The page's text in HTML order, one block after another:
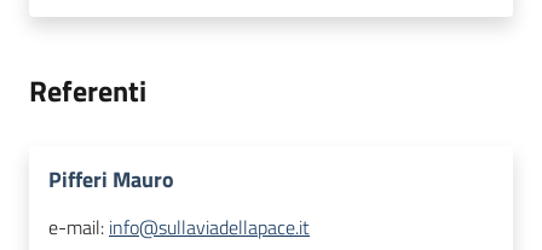
Referenti
Pifferi Mauro
e-mail: info@sullaviadellapace.it